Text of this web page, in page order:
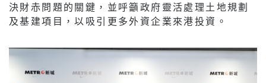
決財赤問題的關鍵，並呼籲政府靈活處理土地規劃
及基建項目，以吸引更多外資企業來港投資。